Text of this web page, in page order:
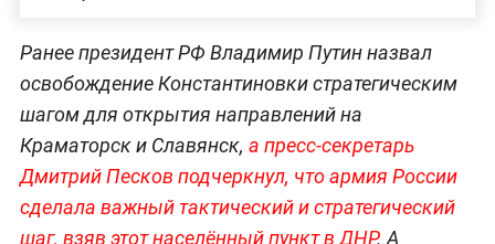
Ранее президент РФ Владимир Путин назвал
освобождение Константиновки стратегическим
шагом для открытия направлений на
Краматорск и Славянск, а пресс-секретарь
Дмитрий Песков подчеркнул, что армия России
сделала важный тактический и стратегический
шаг, взяв этот населённый пункт в ДНР. А